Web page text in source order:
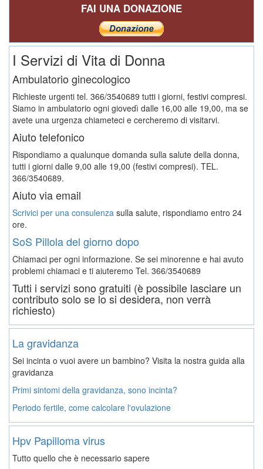
FAI UNA DONAZIONE
I Servizi di Vita di Donna
Ambulatorio ginecologico
Richieste urgenti tel. 366/3540689 tutti i giorni, festivi compresi.
Siamo in ambulatorio ogni giovedì dalle 16,00 alle 19,00, ma se
avete una urgenza chiameteci e cercheremo di visitarvi.
Aiuto telefonico
Rispondiamo a qualunque domanda sulla salute della donna,
tutti i giorni dalle 9,00 alle 19,00 (festivi compresi). TEL.
366/3540689.
Aiuto via email
Scrivici per una consulenza sulla salute, rispondiamo entro 24
ore.
SoS Pillola del giorno dopo
Chiamaci per ogni informazione. Se sei minorenne e hai avuto
problemi chiamaci e ti aiuteremo Tel. 366/3540689
Tutti i servizi sono gratuiti (è possibile lasciare un
contributo solo se lo si desidera, non verrà
richiesto)
La gravidanza
Sei incinta o vuoi avere un bambino? Visita la nostra guida alla
gravidanza
Primi sintomi della gravidanza, sono incinta?
Periodo fertile, come calcolare l'ovulazione
Hpv Papilloma virus
Tutto quello che è necessario sapere